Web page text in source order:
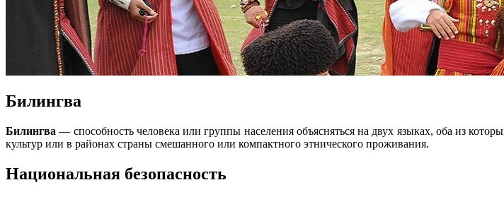
Билингва
Билингва— способность человека или группы населения объясняться на двух языках, оба из
культур или в районах страны смешанного или компактного этнического проживания.
Национальная безопасность